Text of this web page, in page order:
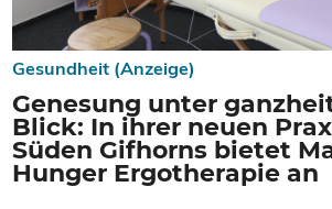
Gesundheit (Anzeige)
Genesung unter
Blick: In ihrer neuen
Süden Gifhorns bietet
Hunger Ergotherapie an